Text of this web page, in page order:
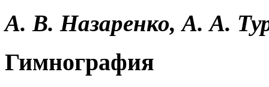
А. В. Назаренко, А. А.
Гимнография